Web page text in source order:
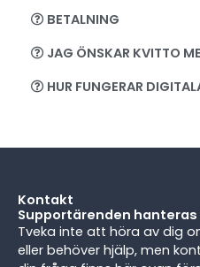
BETALNING
JAG ÖNSKAR KVITTO
HUR FUNGERAR
Kontakt
Supportärenden hanteras
Tveka inte att höra av dig
eller behöver hjälp, men